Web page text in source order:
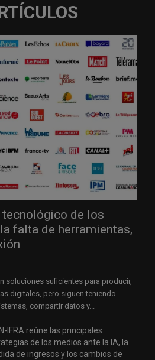
tecnológico de los
falta de herramientas,
soluciones suficientes para producir,
digitales, pero siguen teniendo
compartir datos y...
IFRA reúne las principales
de los medios ante la IA, la
de ingresos y los cambios de